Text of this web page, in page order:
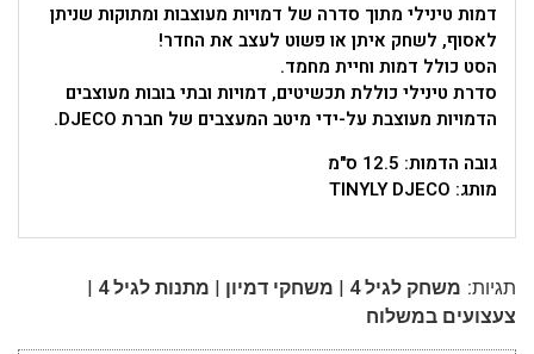
דמות טינילי מתוך סדרה של דמויות מעוצבות ומתוקות שניתן
לאסוף, לשחק איתן או פשוט לעצב את החדר!
הסט כולל דמות וחיית מחמד.
סדרת טינילי כוללת תכשיטים, דמויות ובתי בובות מעוצבים
הדמויות מעוצבת על-ידי מיטב המעצבים של חברת DJECO.
גובה הדמות: 12.5 ס"מ
מותג: TINYLY DJECO
תגיות: משחק לגיל 4 | משחקי דמיון | מתנות לגיל 4 |
צעצועים במשלוח